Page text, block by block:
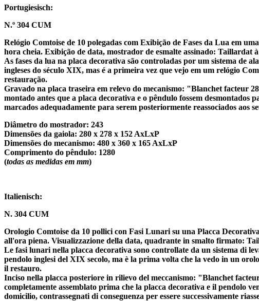
Portugiesisch:
N.º 304 CUM
Relógio Comtoise de 10 polegadas com Exibição de Fases da Lua em
hora cheia. Exibição de data, mostrador de esmalte assinado: Taillardat
As fases da lua na placa decorativa são controladas por um sistema de
ingleses do século XIX, mas é a primeira vez que vejo em um relógio
restauração.
Gravado na placa traseira em relevo do mecanismo: "Blanchet facteur
montado antes que a placa decorativa e o pêndulo fossem
marcados adequadamente para serem posteriormente reassociados aos
Diâmetro do mostrador: 243
Dimensões da gaiola: 280 x 278 x 152 AxLxP
Dimensões do mecanismo: 480 x 360 x 165 AxLxP
Comprimento do pêndulo: 1280
(todas as medidas em mm)
Italienisch:
N. 304 CUM
Orologio Comtoise da 10 pollici con Fasi Lunari su una Placca
all'ora piena. Visualizzazione della data, quadrante in smalto firmato:
Le fasi lunari nella placca decorativa sono controllate da un sistema di
pendolo inglesi del XIX secolo, ma è la prima volta che la vedo in un
il restauro.
Inciso nella placca posteriore in rilievo del meccanismo: "Blanchet
completamente assemblato prima che la placca decorativa e il pendolo
domicilio, contrassegnati di conseguenza per essere successivamente